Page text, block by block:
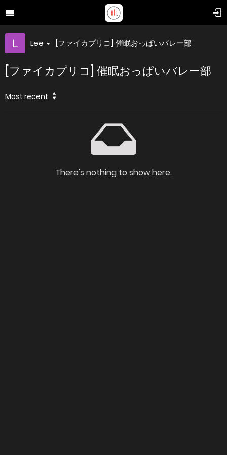
Lee [ファイカプリコ] 催眠おっぱいバレー部
[ファイカプリコ] 催眠おっぱいバレー部
Most recent
There's nothing to show here.